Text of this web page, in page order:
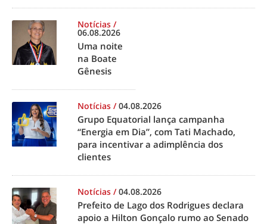
Notícias /
06.08.2026
Uma noite
na Boate
Gênesis
Notícias /04.08.2026
Grupo Equatorial lança campanha
“Energia em Dia”, com Tati Machado,
para incentivar a adimplência dos
clientes
Notícias /04.08.2026
Prefeito de Lago dos Rodrigues declara
apoio a Hilton Gonçalo rumo ao Senado